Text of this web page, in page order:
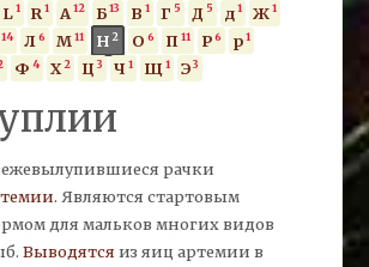
L 1 R 1 А 12 Б 13 В 1 Г 5 Д 5 д 1 Ж 1
14 Л 6 М 11 Н 2 О 6 П 11 Р 6 р 1
Ф 4 Х 2 Ц 3 Ч 1 Щ 1 Э 3
рачки
. Являются стартовым
для мальков многих видов
Выводятся из яиц артемии в